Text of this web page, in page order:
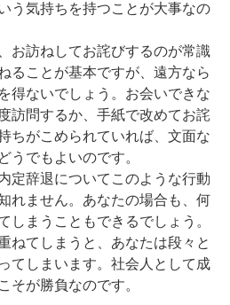
う気持ちを持つことが大事なの
お訪ねしてお詫びするのが常識
ることが基本ですが、遠方なら
得ないでしょう。お会いできな
訪問するか、手紙で改めてお詫
ちがこめられていれば、文面な
うでもよいのです。
定辞退についてこのような行動
れません。あなたの場合も、何
しまうこともできるでしょう。
ねてしまうと、あなたは段々と
てしまいます。社会人として成
そが勝負なのです。